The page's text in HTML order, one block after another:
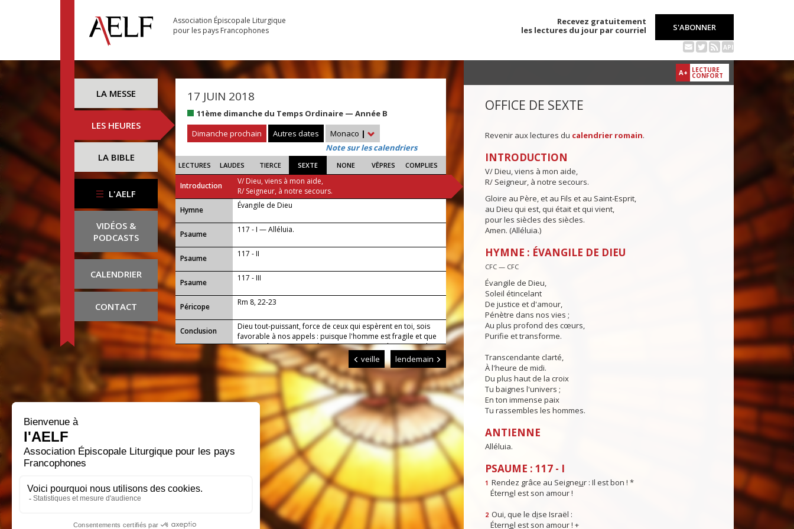
Association Épiscopale Liturgique
pour les pays Francophones
Recevez gratuitement
les lectures du jour par courriel
S'ABONNER
API
LA MESSE
LES HEURES
LA BIBLE
L'AELF
VIDÉOS &
PODCASTS
CALENDRIER
CONTACT
17 JUIN 2018
11ème dimanche du Temps Ordinaire — Année B
Dimanche prochain
Autres dates Monaco |
Note sur les calendriers
LECTURES LAUDES TIERCE SEXTE NONE VÊPRES COMPLIES
Introduction
V/ Dieu, viens à mon aide,
R/ Seigneur, à notre secours.
...
Hymne Évangile de Dieu
Psaume 117 - I — Alléluia.
Psaume 117 - II
Psaume 117 - III
Péricope Rm 8, 22-23
Conclusion
Dieu tout-puissant, force de ceux qui espèrent en toi, sois
favorable à nos appels : puisque l'homme est fragile et que
sans toi il ne peut rien, donne-nous toujours le secours de ta
grâce ; ainsi nous pourrons, en observant tes
commandements, vouloir et agir de manière à répondre à
ton amour.
veille lendemain
A+ LECTURE
CONFORT
OFFICE DE SEXTE
Revenir aux lectures du calendrier romain.
INTRODUCTION
V/ Dieu, viens à mon aide,
R/ Seigneur, à notre secours.
Gloire au Père, et au Fils et au Saint-Esprit,
au Dieu qui est, qui était et qui vient,
pour les siècles des siècles.
Amen. (Alléluia.)
HYMNE : ÉVANGILE DE DIEU
CFC — CFC
Évangile de Dieu,
Soleil étincelant
De justice et d'amour,
Pénètre dans nos vies ;
Au plus profond des cœurs,
Purifie et transforme.
Transcendante clarté,
À l'heure de midi.
Du plus haut de la croix
Tu baignes l'univers ;
En ton immense paix
Tu rassembles les hommes.
ANTIENNE
Alléluia.
PSAUME : 117 - I
1 Rendez grâce au Seigneur : Il est bon ! *
Éternel est son amour !
2 Oui, que le dise Israël :
Éternel est son amour ! +